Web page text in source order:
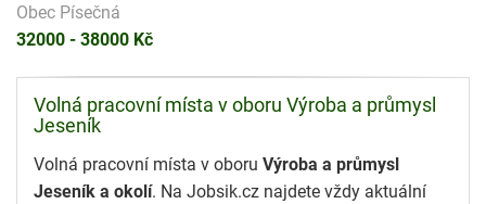
Obec Písečná
32000 - 38000 Kč
Volná pracovní místa v oboru Výroba a průmysl
Jeseník
Volná pracovní místa v oboru Výroba a průmysl
Jeseník a okolí. Na Jobsik.cz najdete vždy aktuální